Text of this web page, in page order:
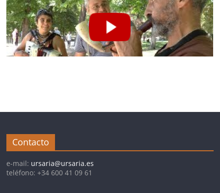
Contacto
e-mail: ursaria@ursaria.es
teléfono: +34 600 41 09 61